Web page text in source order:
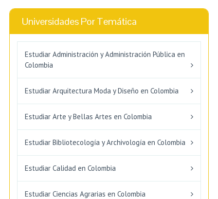
Universidades Por Temática
Estudiar Administración y Administración Pública en
Colombia
Estudiar Arquitectura Moda y Diseño en Colombia
Estudiar Arte y Bellas Artes en Colombia
Estudiar Bibliotecología y Archivología en Colombia
Estudiar Calidad en Colombia
Estudiar Ciencias Agrarias en Colombia